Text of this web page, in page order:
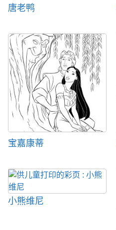
唐老鸭
宝嘉康蒂
小熊维尼